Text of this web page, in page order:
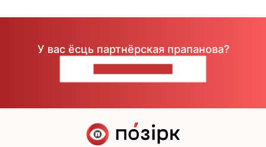
У вас ёсць партнёрская прапанова?